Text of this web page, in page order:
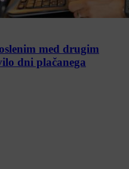
med drugim
dni plačanega